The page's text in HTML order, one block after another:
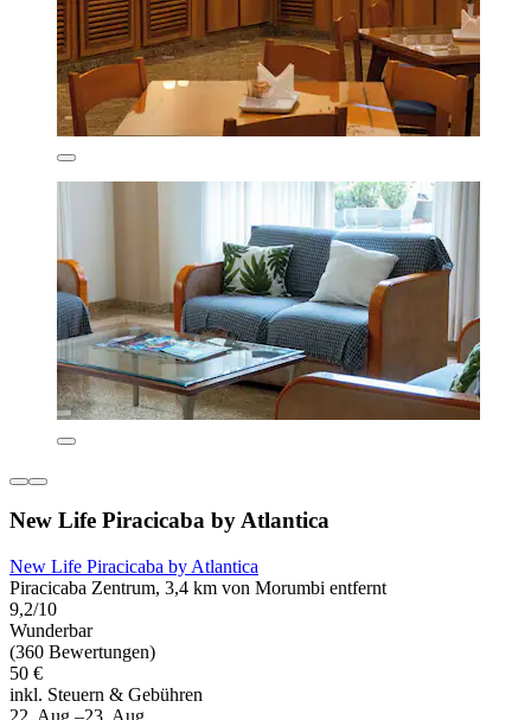
New Life Piracicaba by Atlantica
New Life Piracicaba by Atlantica
Piracicaba Zentrum, 3,4 km von Morumbi entfernt
9,2/10
Wunderbar
(360 Bewertungen)
50 €
inkl. Steuern & Gebühren